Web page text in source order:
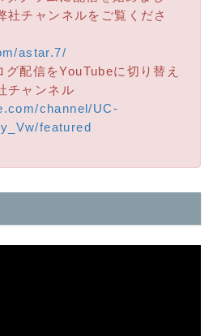
社チャンネルをご覧くださ
astar.7/
配信をYouTubeに切り替え
チャンネル
channel/UC-
featured